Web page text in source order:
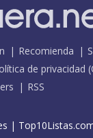
Recomienda
de privacidad (
RSS
|